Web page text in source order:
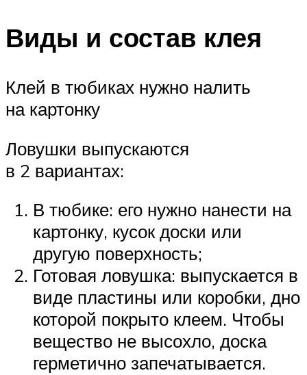
Виды и состав клея
Клей в тюбиках нужно налить
на картонку
Ловушки выпускаются
в 2 вариантах:
В тюбике: его нужно нанести на
картонку, кусок доски или
другую поверхность;
Готовая ловушка: выпускается в
виде пластины или коробки, дно
которой покрыто клеем. Чтобы
вещество не высохло, доска
герметично запечатывается.